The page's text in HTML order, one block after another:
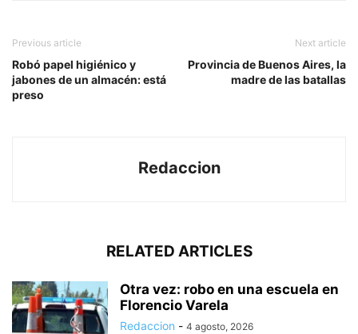
Previous article
Robó papel higiénico y
jabones de un almacén: está
preso
Next article
Provincia de Buenos Aires, la
madre de las batallas
Redaccion
RELATED ARTICLES
Otra vez: robo en una escuela en
Florencio Varela
Redaccion - 4 agosto, 2026